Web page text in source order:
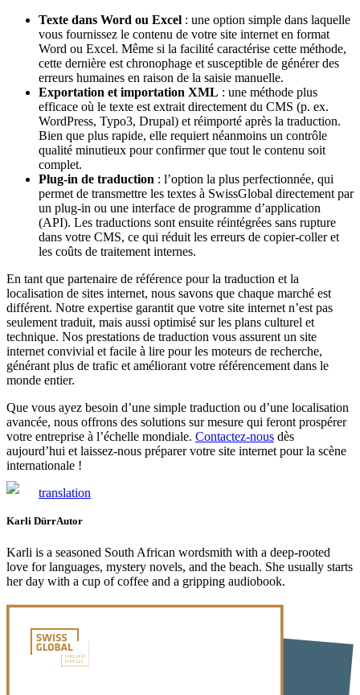
Texte dans Word ou Excel : une option simple dans laquelle
vous fournissez le contenu de votre site internet en format
Word ou Excel. Même si la facilité caractérise cette méthode,
cette dernière est chronophage et susceptible de générer des
erreurs humaines en raison de la saisie manuelle.
Exportation et importation XML : une méthode plus
efficace où le texte est extrait directement du CMS (p. ex.
WordPress, Typo3, Drupal) et réimporté après la traduction.
Bien que plus rapide, elle requiert néanmoins un contrôle
qualité minutieux pour confirmer que tout le contenu soit
complet.
Plug-in de traduction : l’option la plus perfectionnée, qui
permet de transmettre les textes à SwissGlobal directement par
un plug-in ou une interface de programme d’application
(API). Les traductions sont ensuite réintégrées sans rupture
dans votre CMS, ce qui réduit les erreurs de copier-coller et
les coûts de traitement internes.
En tant que partenaire de référence pour la traduction et la
localisation de sites internet, nous savons que chaque marché est
différent. Notre expertise garantit que votre site internet n’est pas
seulement traduit, mais aussi optimisé sur les plans culturel et
technique. Nos prestations de traduction vous assurent un site
internet convivial et facile à lire pour les moteurs de recherche,
générant plus de trafic et améliorant votre référencement dans le
monde entier.
Que vous ayez besoin d’une simple traduction ou d’une localisation
avancée, nous offrons des solutions sur mesure qui feront prospérer
votre entreprise à l’échelle mondiale. Contactez-nous dès
aujourd’hui et laissez-nous préparer votre site internet pour la scène
internationale !
translation
Karli DürrAutor
Karli is a seasoned South African wordsmith with a deep-rooted
love for languages, mystery novels, and the beach. She usually starts
her day with a cup of coffee and a gripping audiobook.